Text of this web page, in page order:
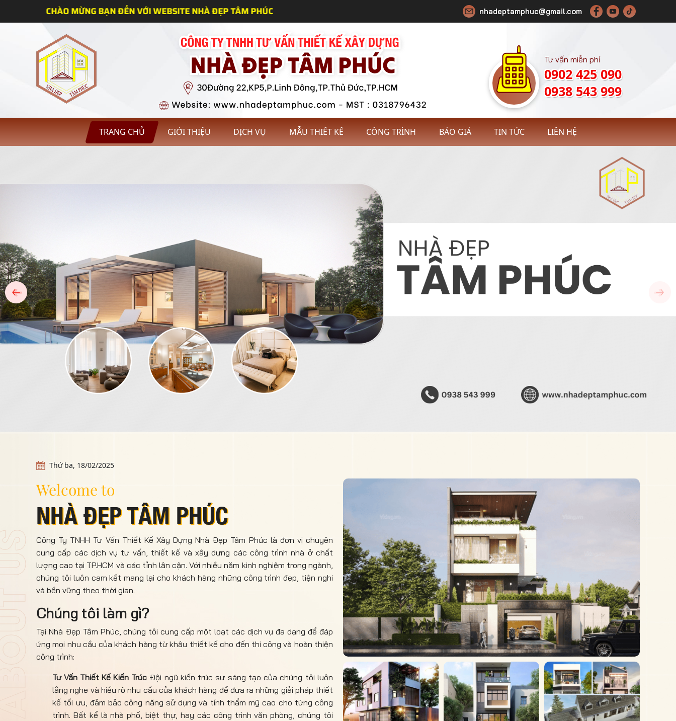
BẠN ĐẾN VỚI WEBSITE NHÀ ĐẸP TÂM PHÚC nhadeptamphuc@gmail.com
Tư vấn miễn phí
0902 425 090
0938 543 999
TRANG CHỦ GIỚI THIỆU DỊCH VỤ MẪU THIẾT KẾ CÔNG TRÌNH BÁO GIÁ TIN TỨC LIÊN HỆ
US
Thứ ba, 18/02/2025
Welcome to
NHÀ ĐẸP TÂM PHÚC
Công Ty TNHH Tư Vấn Thiết Kế Xây Dựng Nhà Đẹp Tâm Phúc là đơn vị chuyên
cung cấp các dịch vụ tư vấn, thiết kế và xây dựng các công trình nhà ở chất
lượng cao tại TP.HCM và các tỉnh lân cận. Với nhiều năm kinh nghiệm trong ngành,
chúng tôi luôn cam kết mang lại cho khách hàng những công trình đẹp, tiện nghi
và bền vững theo thời gian.
Chúng tôi làm gì?
Tại Nhà Đẹp Tâm Phúc, chúng tôi cung cấp một loạt các dịch vụ đa dạng để đáp
ứng mọi nhu cầu của khách hàng từ khâu thiết kế cho đến thi công và hoàn thiện
công trình:
Tư Vấn Thiết Kế Kiến Trúc Đội ngũ kiến trúc sư sáng tạo của chúng tôi luôn
lắng nghe và hiểu rõ nhu cầu của khách hàng để đưa ra những giải pháp thiết
kế tối ưu, đảm bảo công năng sử dụng và tính thẩm mỹ cao cho từng công
trình. Bất kể là nhà phố, biệt thự, hay các công trình văn phòng, chúng tôi